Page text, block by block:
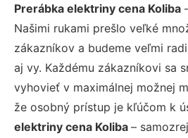
Prerábka elektriny cena Koliba
Našimi rukami prešlo veľké
zákazníkov a budeme veľmi
aj vy. Každému zákazníkovi sa
vyhovieť v maximálnej možnej
že osobný prístup je kľúčom k
elektriny cena Koliba –